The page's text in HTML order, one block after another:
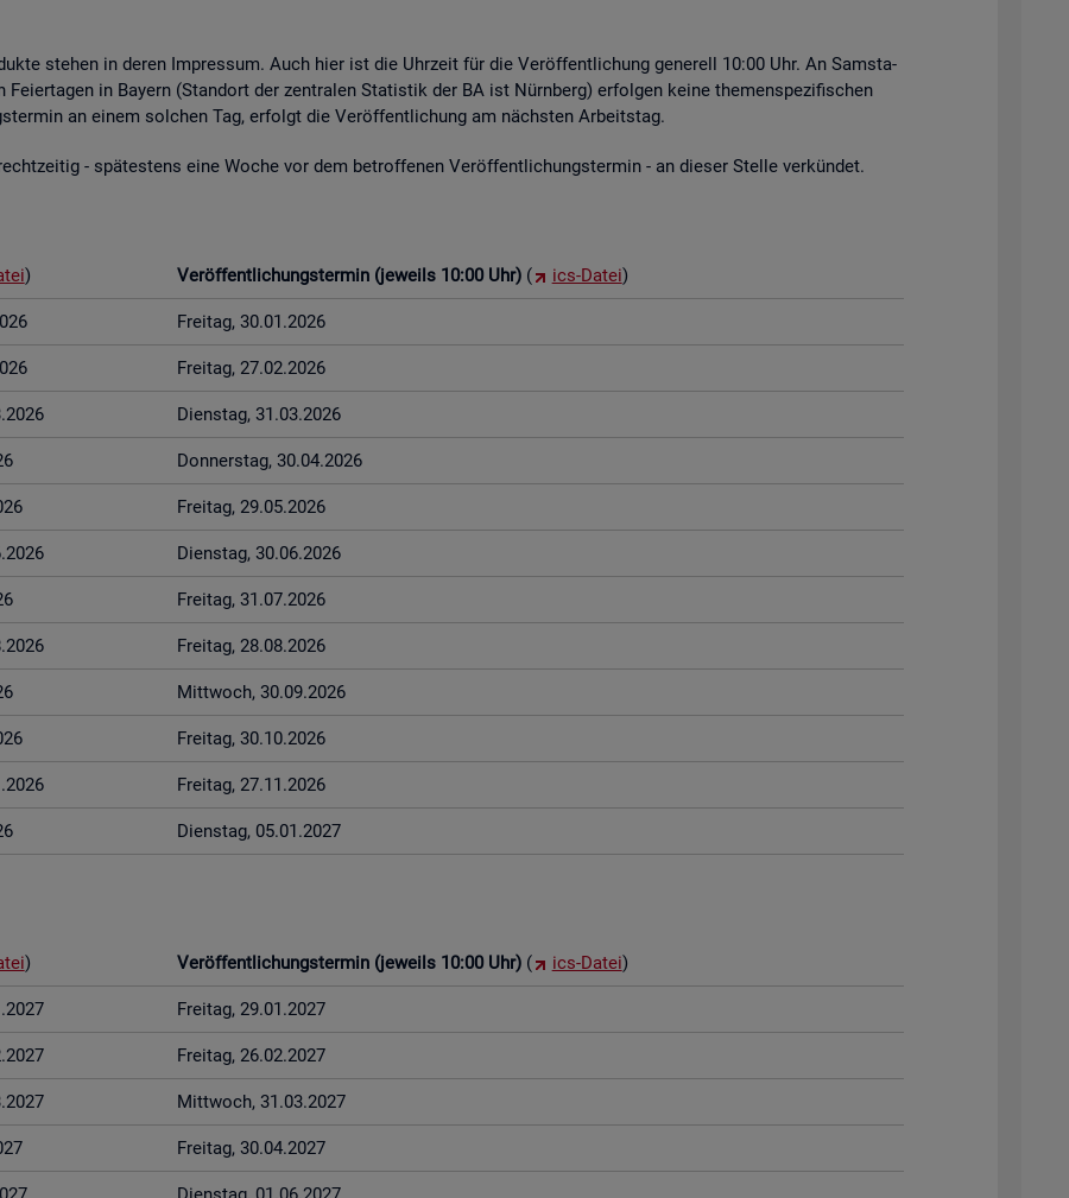
ste­hen in deren Im­pres­sum. Auch hier ist die Uhr­zeit für die Ver­öf­fent­li­chung ge­ne­rell 10:00 Uhr. An Sams­ta­
Fei­er­ta­gen in Bay­ern (Stand­ort der zen­tra­len Sta­tis­tik der BA ist Nürn­berg) er­fol­gen keine the­men­spe­zi­fi­schen
an einem sol­chen Tag, er­folgt die Ver­öf­fent­li­chung am nächs­ten Ar­beits­tag.
- spä­tes­tens eine Woche vor dem be­trof­fe­nen Ver­öf­fent­li­chungs­ter­min - an die­ser Stel­le ver­kün­det.
) Ver­öf­fent­li­chungs­ter­min (je­weils 10:00 Uhr) ( ics-Datei)
Frei­tag, 30.01.2026
Frei­tag, 27.02.2026
Diens­tag, 31.03.2026
Don­ners­tag, 30.04.2026
Frei­tag, 29.05.2026
Diens­tag, 30.06.2026
Frei­tag, 31.07.2026
Frei­tag, 28.08.2026
Mitt­woch, 30.09.2026
Frei­tag, 30.10.2026
Frei­tag, 27.11.2026
Diens­tag, 05.01.2027
) Ver­öf­fent­li­chungs­ter­min (je­weils 10:00 Uhr)( ics-Datei)
Frei­tag, 29.01.2027
Frei­tag, 26.02.2027
Mitt­woch, 31.03.2027
Frei­tag, 30.04.2027